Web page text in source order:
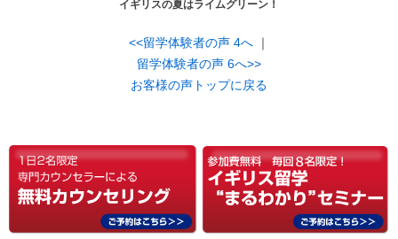
イギリスの夏はライムグリーン！
<<留学体験者の声 4へ ｜
留学体験者の声 6へ>>
お客様の声トップに戻る